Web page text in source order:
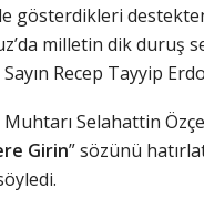
gösterdikleri
milletin dik duruş
Recep Tayyip
Selahattin
Girin” sözünü